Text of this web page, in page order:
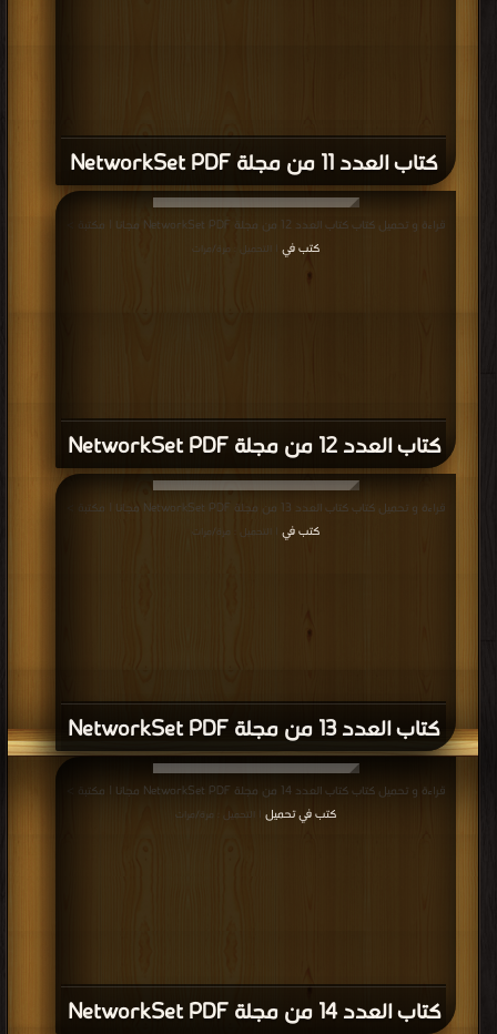
كتاب العدد 11 من مجلة NetworkSet PDF
كتاب العدد 12 من مجلة NetworkSet PDF
قراءة و تحميل كتاب كتاب العدد 12 من مجلة NetworkSet PDF مجانا | مكتبة >
كتب في
| التحميل : مرة/مرات
كتاب العدد 13 من مجلة NetworkSet PDF
قراءة و تحميل كتاب كتاب العدد 13 من مجلة NetworkSet PDF مجانا | مكتبة >
كتب في
| التحميل : مرة/مرات
كتاب العدد 14 من مجلة NetworkSet PDF
قراءة و تحميل كتاب كتاب العدد 14 من مجلة NetworkSet PDF مجانا | مكتبة >
كتب في تحميل
| التحميل : مرة/مرات